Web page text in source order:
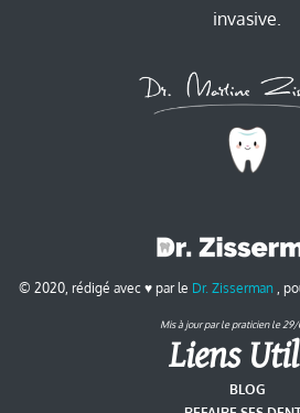
invasive.
© 2020, rédigé avec ♥ par le Dr. Zisserman ,
Mis à jour par le praticien le29/
Liens
BLOG